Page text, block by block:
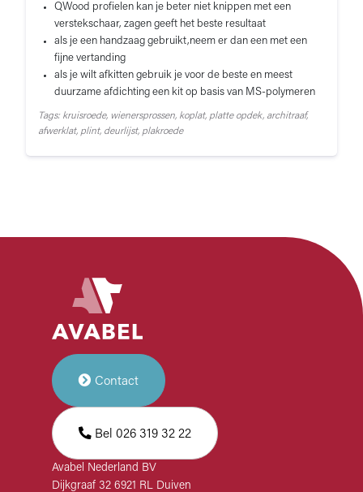
QWood profielen kan je beter niet knippen met een
verstekschaar, zagen geeft het beste resultaat
als je een handzaag gebruikt,neem er dan een met een
fijne vertanding
als je wilt afkitten gebruik je voor de beste en meest
duurzame afdichting een kit op basis van MS-polymeren
Tags: kruisroede, wienersprossen, koplat, platte opdek, architraaf,
afwerklat, plint, deurlijst, plakroede
Contact
Bel 026 319 32 22
Avabel Nederland BV
Dijkgraaf 32 6921 RL Duiven